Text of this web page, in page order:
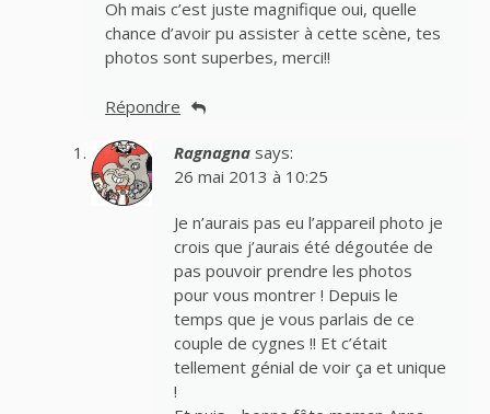
Oh mais c’est juste magnifique oui, quelle
chance d’avoir pu assister à cette scène, tes
photos sont superbes, merci!!
Répondre
Ragnagna says:
26 mai 2013 à 10:25
Je n’aurais pas eu l’appareil photo je
crois que j’aurais été dégoutée de
pas pouvoir prendre les photos
pour vous montrer ! Depuis le
temps que je vous parlais de ce
couple de cygnes !! Et c’était
tellement génial de voir ça et unique
!